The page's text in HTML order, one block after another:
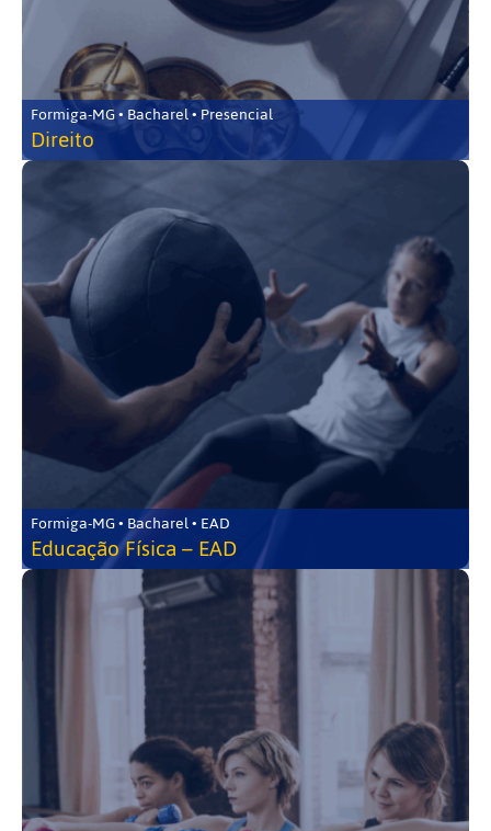
Formiga-MG • Bacharel • Presencial
Direito
Formiga-MG • Bacharel • EAD
Educação Física – EAD